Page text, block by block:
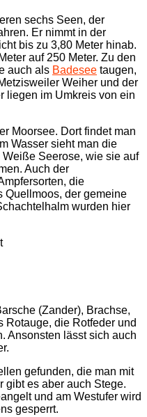
sechs Seen, der
Er nimmt in der
bis zu 3,80 Meter hinab.
auf 250 Meter. Zu den
auch als Badesee taugen,
Weiher und der
liegen im Umkreis von ein
Moorsee. Dort findet man
Wasser sieht man die
Seerose, wie sie auf
Auch der
die
Quellmoos, der gemeine
wurden hier
(Zander), Brachse,
Rotauge, die Rotfeder und
Ansonsten lässt sich auch
gefunden, die man mit
gibt es aber auch Stege.
und am Westufer wird
gesperrt.